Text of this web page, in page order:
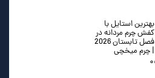
بهترین استایل با
کفش چرم مردانه در
فصل تابستان 2026
| چرم میخچی